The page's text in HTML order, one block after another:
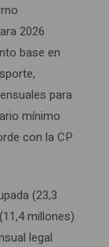
2026
base en
para
mínimo
con la CP
(23,3
millones)
legal